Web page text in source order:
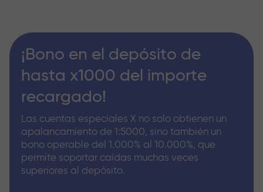
¡Bono en el depósito de
hasta x1000 del importe
recargado!
Las cuentas especiales X no solo obtienen un
apalancamiento de 1:5000, sino también un
bono operable del 1.000% al 10.000%, que
permite soportar caídas muchas veces
superiores al depósito.